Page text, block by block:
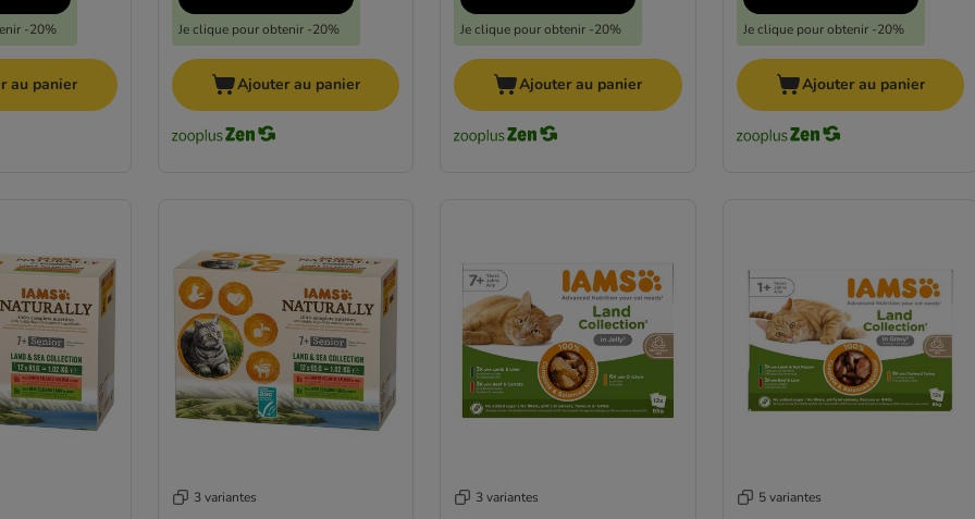
-20%
au panier
Je clique pour obtenir -20%
Ajouter au panier
Je clique pour obtenir -20%
Ajouter au panier
Je clique pour obtenir -20%
Ajouter au panier
3 variantes 3 variantes 5 variantes